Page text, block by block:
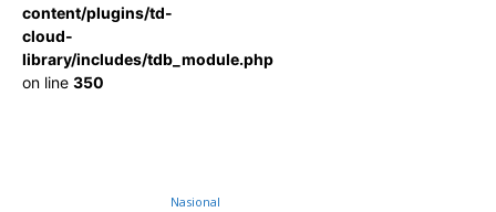
content/plugins/td-
cloud-
library/includes/tdb_module.php
on line 350
Nasional